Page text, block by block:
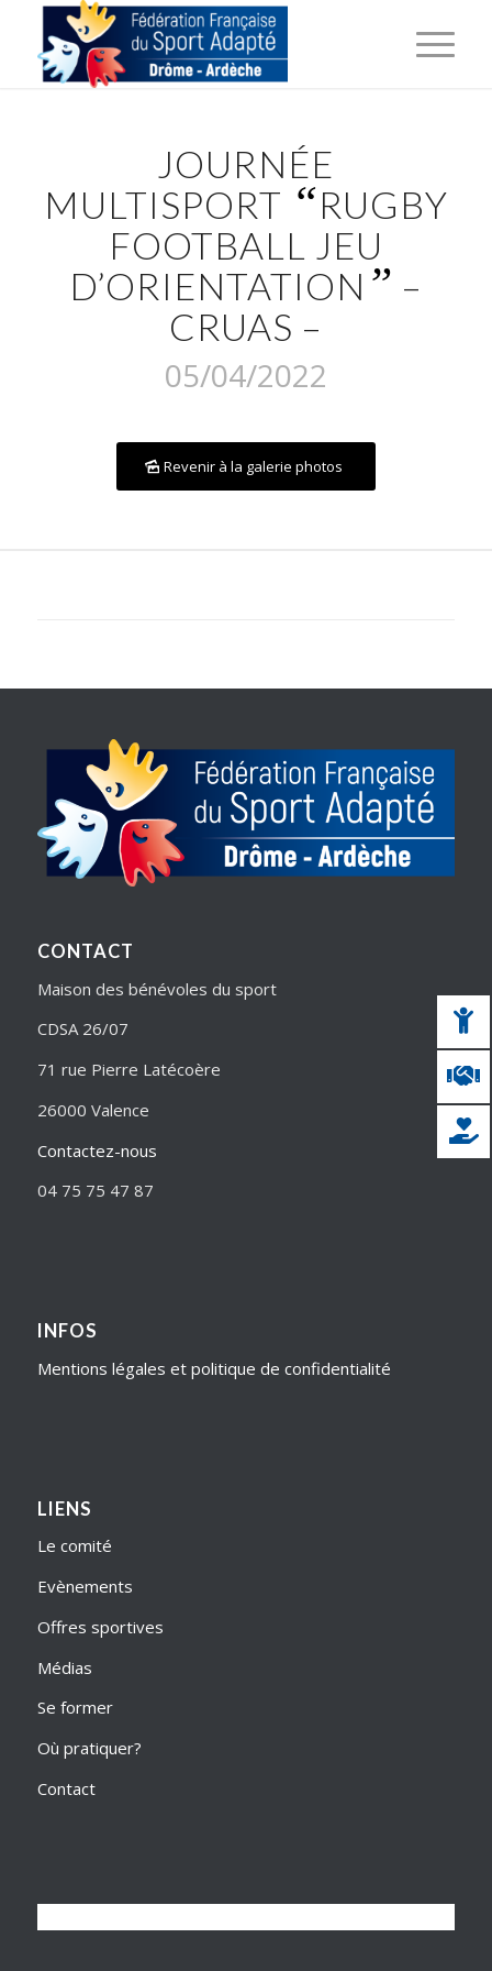
JOURNÉE
MULTISPORT “RUGBY
FOOTBALL JEU
D’ORIENTATION ” –
CRUAS –
05/04/2022
Revenir à la galerie photos
CONTACT
Maison des bénévoles du sport
CDSA 26/07
71 rue Pierre Latécoère
26000 Valence
Contactez-nous
04 75 75 47 87
INFOS
Mentions légales et politique de confidentialité
LIENS
Le comité
Evènements
Offres sportives
Médias
Se former
Où pratiquer?
Contact